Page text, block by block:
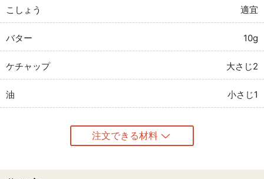
こしょう 適宜
バター 10g
ケチャップ 大さじ2
油 小さじ1
注文できる材料